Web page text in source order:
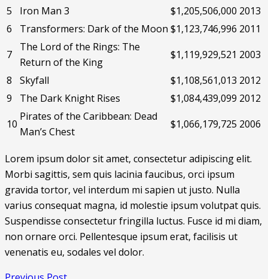
5
Iron Man 3 $1,205,506,000 2013
6
Transformers: Dark of the Moon $1,123,746,996 2011
7
The Lord of the Rings: The
Return of the King
$1,119,929,521 2003
8
Skyfall $1,108,561,013 2012
9
The Dark Knight Rises $1,084,439,099 2012
10
Pirates of the Caribbean: Dead
Man’s Chest
$1,066,179,725 2006
Lorem ipsum dolor sit amet, consectetur adipiscing elit.
Morbi sagittis, sem quis lacinia faucibus, orci ipsum
gravida tortor, vel interdum mi sapien ut justo. Nulla
varius consequat magna, id molestie ipsum volutpat quis.
Suspendisse consectetur fringilla luctus. Fusce id mi diam,
non ornare orci. Pellentesque ipsum erat, facilisis ut
venenatis eu, sodales vel dolor.